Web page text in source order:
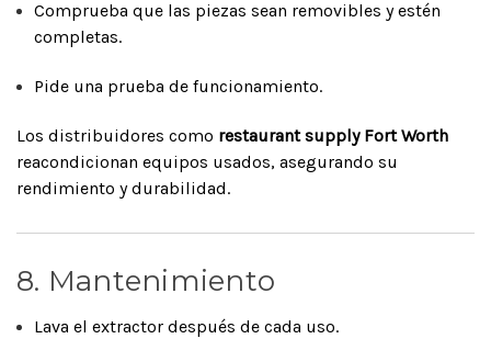
Comprueba que las piezas sean removibles y estén
completas.
Pide una prueba de funcionamiento.
Los distribuidores como restaurant supply Fort Worth
reacondicionan equipos usados, asegurando su
rendimiento y durabilidad.
8. Mantenimiento
Lava el extractor después de cada uso.